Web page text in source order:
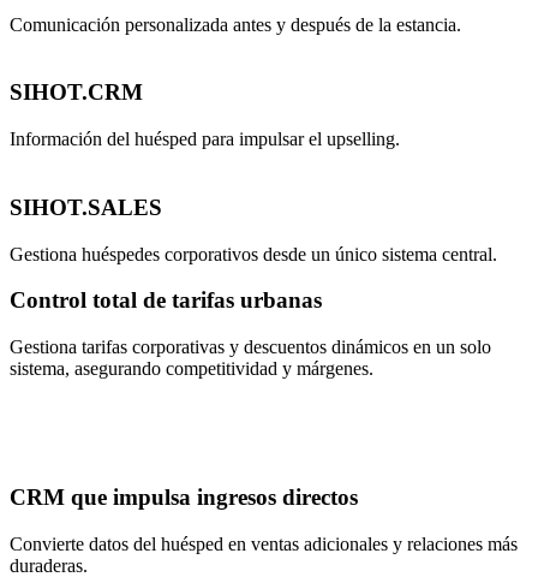
Comunicación personalizada antes y después de la estancia.
SIHOT.CRM
Información del huésped para impulsar el upselling.
SIHOT.SALES
Gestiona huéspedes corporativos desde un único sistema central.
Control total de tarifas urbanas
Gestiona tarifas corporativas y descuentos dinámicos en un solo
sistema, asegurando competitividad y márgenes.
CRM que impulsa ingresos directos
Convierte datos del huésped en ventas adicionales y relaciones más
duraderas.